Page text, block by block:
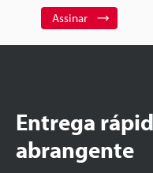
Assinar
Entrega
abrangente